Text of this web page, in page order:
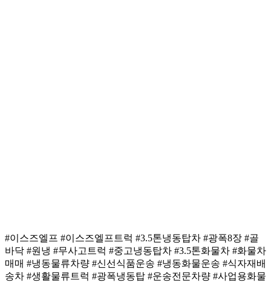
#이스즈엘프 #이스즈엘프트럭 #3.5톤냉동탑차 #광폭8장 #골
바닥 #원냉 #무사고트럭 #중고냉동탑차 #3.5톤화물차 #화물차
매매 #냉동물류차량 #신선식품운송 #냉동화물운송 #식자재배
송차 #생활물류트럭 #광폭냉동탑 #운송전문차량 #사업용화물